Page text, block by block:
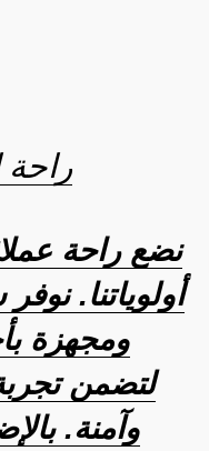
راحة
نضع راحة
أولوياتنا.
ومجهزة
لتضمن
وآمنة.